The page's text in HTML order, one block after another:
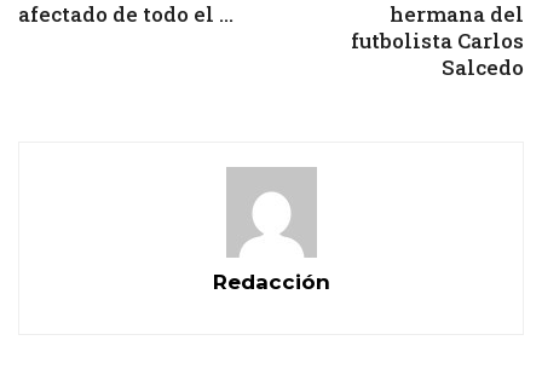
afectado de todo el ...
hermana del
futbolista Carlos
Salcedo
Redacción